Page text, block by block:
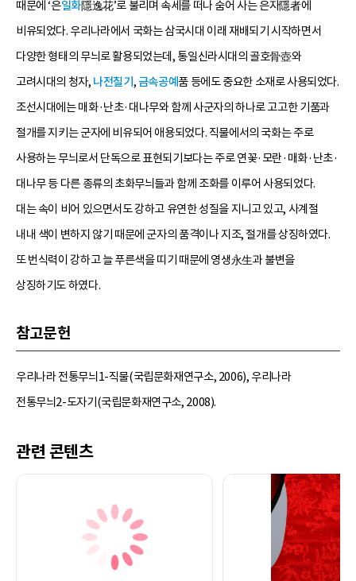
때문에 ‘은일화隱逸花’로 불리며 속세를 떠나 숨어 사는 은자隱者에
비유되었다. 우리나라에서 국화는 삼국시대 이래 재배되기 시작하면서
다양한 형태의 무늬로 활용되었는데, 통일신라시대의 골호骨壺와
고려시대의 청자, 나전칠기 , 금속공예 품 등에도 중요한 소재로 사용되었다.
조선시대에는 매화·난초·대나무와 함께 사군자의 하나로 고고한 기품과
절개를 지키는 군자에 비유되어 애용되었다. 직물에서의 국화는 주로
사용하는 무늬로서 단독으로 표현되기보다는 주로 연꽃·모란·매화·난초·
대나무 등 다른 종류의 초화무늬들과 함께 조화를 이루어 사용되었다.
대는 속이 비어 있으면서도 강하고 유연한 성질을 지니고 있고, 사계절
내내 색이 변하지 않기 때문에 군자의 품격이나 지조, 절개를 상징하였다.
또 번식력이 강하고 늘 푸른색을 띠기 때문에 영생永生과 불변을
상징하기도 하였다.
참고문헌
우리나라 전통무늬1-직물(국립문화재연구소, 2006), 우리나라
전통무늬2-도자기(국립문화재연구소, 2008).
관련 콘텐츠